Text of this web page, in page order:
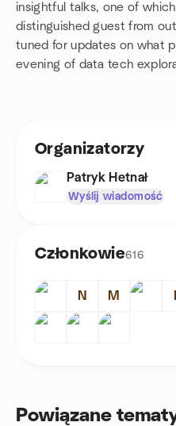
insightful talks, one of
distinguished guest from
tuned for updates on what
evening of data tech
Organizatorzy
Patryk Hetnał
Wyślij wiadomość
Członkowie616
N M
Powiązane